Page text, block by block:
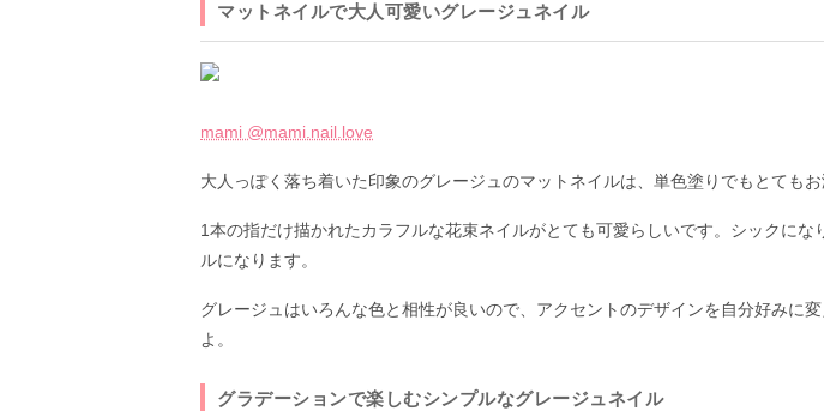
​​マットネイルで大人可愛いグレージュネイル
mami @mami.nail.love
大人っぽく落ち着いた印象のグレージュのマットネイルは、単色塗りでもとてもお
1本の指だけ描かれたカラフルな花束ネイルがとても可愛らしいです。シックにな
ルになります。
グレージュはいろんな色と相性が良いので、アクセントのデザインを自分好みに
よ。
グラデーションで楽しむシンプルなグレージュネイル